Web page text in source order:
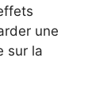
une
sur la